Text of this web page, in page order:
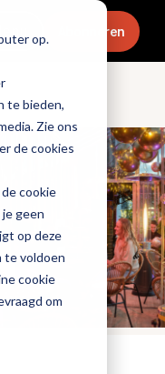
op.
te bieden,
Zie ons
de cookies
cookie
geen
op deze
te voldoen
cookie
om
Abonneren